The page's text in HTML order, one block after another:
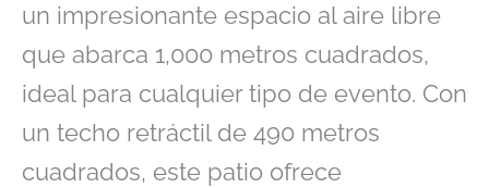
un impresionante espacio al aire libre
que abarca 1,000 metros cuadrados,
ideal para cualquier tipo de evento. Con
un techo retráctil de 490 metros
cuadrados, este patio ofrece